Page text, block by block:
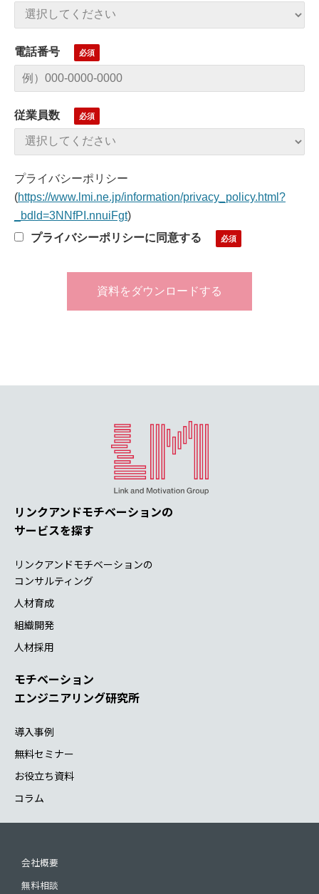
電話番号
従業員数
プライバシーポリシー
(https://www.lmi.ne.jp/information/privacy_policy.html?
_bdld=3NNfPI.nnuiFgt)
プライバシーポリシーに同意する
リンクアンドモチベーションの
サービスを探す
リンクアンドモチベーションの
コンサルティング
人材育成
組織開発
人材採用
モチベーション
エンジニアリング研究所
導入事例
無料セミナー
お役立ち資料
コラム
会社概要
無料相談